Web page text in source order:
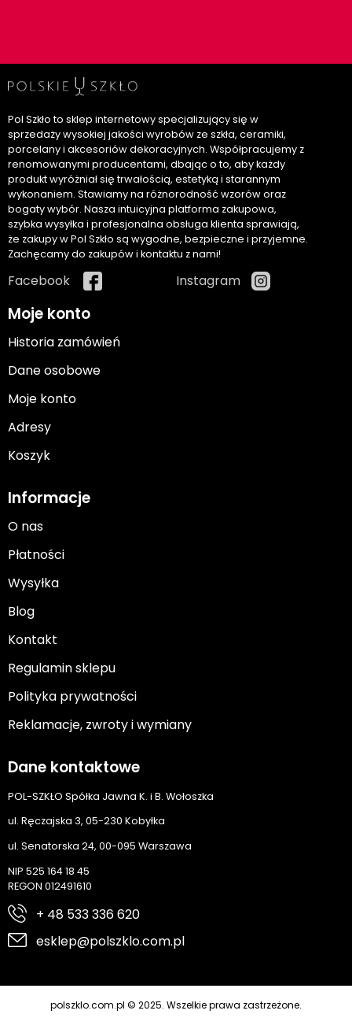
Pol Szkło to sklep internetowy specjalizujący się w
sprzedaży wysokiej jakości wyrobów ze szkła, ceramiki,
porcelany i akcesoriów dekoracyjnych. Współpracujemy z
renomowanymi producentami, dbając o to, aby każdy
produkt wyróżniał się trwałością, estetyką i starannym
wykonaniem. Stawiamy na różnorodność wzorów oraz
bogaty wybór. Nasza intuicyjna platforma zakupowa,
szybka wysyłka i profesjonalna obsługa klienta sprawiają,
że zakupy w Pol Szkło są wygodne, bezpieczne i przyjemne.
Zachęcamy do zakupów i kontaktu z nami!
Facebook Instagram
Moje konto
Historia zamówień
Dane osobowe
Moje konto
Adresy
Koszyk
Informacje
O nas
Płatności
Wysyłka
Blog
Kontakt
Regulamin sklepu
Polityka prywatności
Reklamacje, zwroty i wymiany
Dane kontaktowe
POL-SZKŁO Spółka Jawna K. i B. Wołoszka
ul. Ręczajska 3, 05-230 Kobyłka
ul. Senatorska 24, 00-095 Warszawa
NIP 525 164 18 45
REGON 012491610
+ 48 533 336 620
esklep@polszklo.com.pl
polszklo.com.pl © 2025. Wszelkie prawa zastrzeżone.